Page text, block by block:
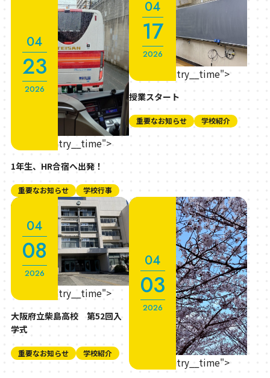
2026
04
23
" class="entry__time">
1年生、HR合宿へ出発！
重要なお知らせ 学校行事
2026
04
17
" class="entry__time">
授業スタート
重要なお知らせ 学校紹介
2026
04
08
" class="entry__time">
大阪府立柴島高校 第52回入
学式
重要なお知らせ 学校紹介
2026
04
03
" class="entry__time">